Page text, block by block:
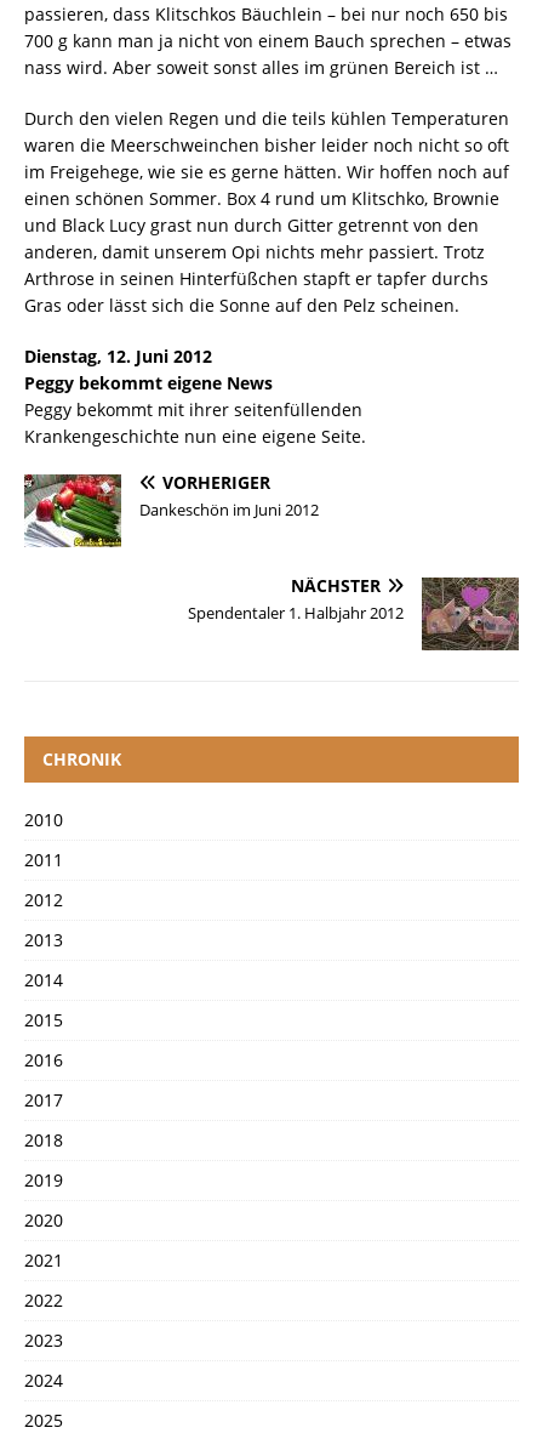
passieren, dass Klitschkos Bäuchlein – bei nur noch 650 bis
700 g kann man ja nicht von einem Bauch sprechen – etwas
nass wird. Aber soweit sonst alles im grünen Bereich ist …
Durch den vielen Regen und die teils kühlen Temperaturen
waren die Meerschweinchen bisher leider noch nicht so oft
im Freigehege, wie sie es gerne hätten. Wir hoffen noch auf
einen schönen Sommer. Box 4 rund um Klitschko, Brownie
und Black Lucy grast nun durch Gitter getrennt von den
anderen, damit unserem Opi nichts mehr passiert. Trotz
Arthrose in seinen Hinterfüßchen stapft er tapfer durchs
Gras oder lässt sich die Sonne auf den Pelz scheinen.
Dienstag, 12. Juni 2012
Peggy bekommt eigene News
Peggy bekommt mit ihrer seitenfüllenden
Krankengeschichte nun eine eigene Seite.
VORHERIGER
Dankeschön im Juni 2012
NÄCHSTER
Spendentaler 1. Halbjahr 2012
CHRONIK
2010
2011
2012
2013
2014
2015
2016
2017
2018
2019
2020
2021
2022
2023
2024
2025